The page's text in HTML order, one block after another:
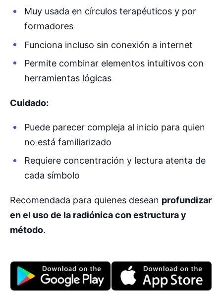
Muy usada en círculos terapéuticos y por
formadores
Funciona incluso sin conexión a internet
Permite combinar elementos intuitivos con
herramientas lógicas
Cuidado:
Puede parecer compleja al inicio para quien
no está familiarizado
Requiere concentración y lectura atenta de
cada símbolo
Recomendada para quienes desean profundizar
en el uso de la radiónica con estructura y
método.